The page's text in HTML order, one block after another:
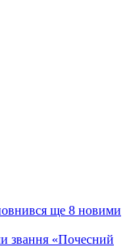
ще 8 новими
звання «Почесний